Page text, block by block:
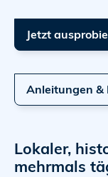
Jetzt
Anleitungen &
Lokaler,
mehrmals